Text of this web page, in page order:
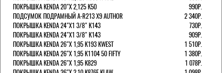
ПОКРЫШКА KENDA 20"Х 2,125 K50
990Р.
ПОДСУМОК ПОДРАМНЫЙ A-R213 X9 AUTHOR
2 340Р.
ПОКРЫШКА KENDA 24"Х1 3/8" K143
730Р.
ПОКРЫШКА KENDA 24"Х1 3/8" K143
909Р.
ПОКРЫШКА KENDA 26"Х 1,95 K193 KWEST
1 510Р.
ПОКРЫШКА KENDA 26"Х 1,95 K1104 50 FIFTY
1 380Р.
ПОКРЫШКА KENDA 26"Х 1,95 K829
1 078Р.